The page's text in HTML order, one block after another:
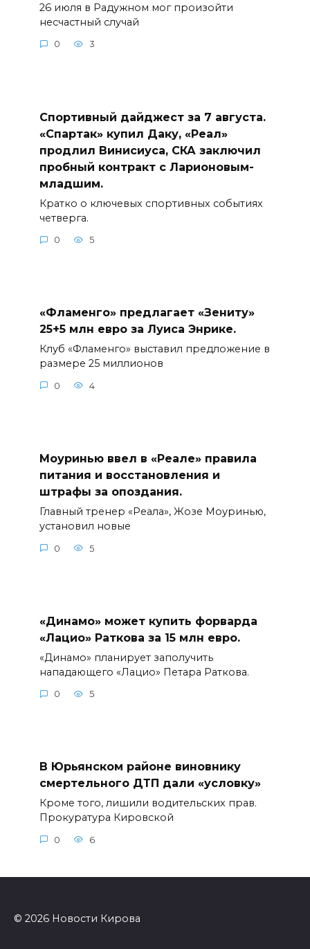
26 июля в Радужном мог произойти
несчастный случай
0 3
Спортивный дайджест за 7 августа.
«Спартак» купил Даку, «Реал»
продлил Винисиуса, СКА заключил
пробный контракт с Ларионовым-
младшим.
Кратко о ключевых спортивных событиях
четверга.
0 5
«Фламенго» предлагает «Зениту»
25+5 млн евро за Луиса Энрике.
Клуб «Фламенго» выставил предложение в
размере 25 миллионов
0 4
Моуринью ввел в «Реале» правила
питания и восстановления и
штрафы за опоздания.
Главный тренер «Реала», Жозе Моуринью,
установил новые
0 5
«Динамо» может купить форварда
«Лацио» Раткова за 15 млн евро.
«Динамо» планирует заполучить
нападающего «Лацио» Петара Раткова.
0 5
В Юрьянском районе виновнику
смертельного ДТП дали «условку»
Кроме того, лишили водительских прав.
Прокуратура Кировской
0 6
© 2026 Новости Кирова